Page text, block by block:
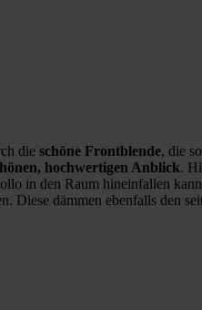
die schöne Frontblende, die
hochwertigen Anblick.
in den Raum hineinfallen
Diese dämmen ebenfalls den